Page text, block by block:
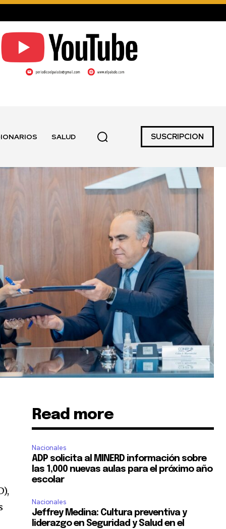
SALUD SUSCRIPCION
Read more
Nacionales
ADP solicita al MINERD información sobre
las 1,000 nuevas aulas para el próximo año
escolar
Nacionales
Jeffrey Medina: Cultura preventiva y
liderazgo en Seguridad y Salud en el